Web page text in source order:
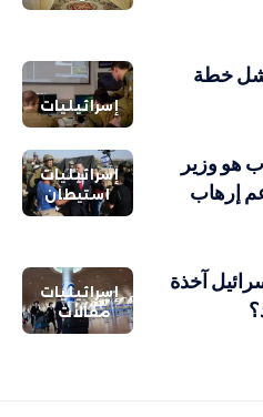
إسرائيليات
خطة
إسرائيليات
استيطان
هو وزير
إرهاب
إسرائيليات
مقالات
آخذة